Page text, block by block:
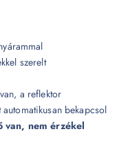
szerelt
a reflektor
bekapcsol
nem érzékel